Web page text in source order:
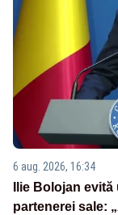
6 aug. 2026, 16:34
Ilie Bolojan
partenerei sale: